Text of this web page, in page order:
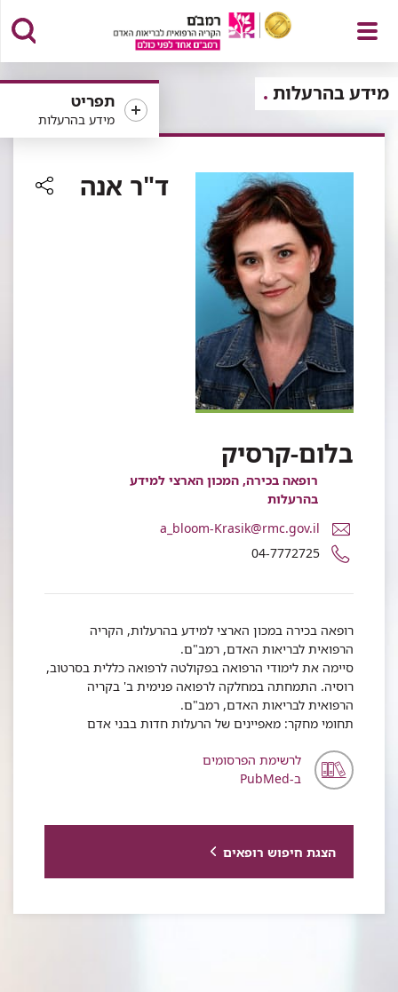
פתח
תפריט
תפריט
מידע בהרעלות
מידע בהרעלות
ד"ר אנה
בלום-קרסיק
רופאה בכירה, המכון הארצי למידע
בהרעלות
דואר
אלקטרוני
ד"ר
בלום-קרסיק
a_bloom-Krasik@rmc.gov.il
מספר
טלפון
אנה
בלום-קרסיק
04-7772725
רופאה בכירה במכון הארצי למידע בהרעלות, הקריה
הרפואית לבריאות האדם, רמב"ם.
סיימה את לימודי הרפואה בפקולטה לרפואה כללית בסרטוב,
רוסיה. התמחתה במחלקה לרפואה פנימית ב' בקריה
הרפואית לבריאות האדם, רמב"ם.
תחומי מחקר: מאפיינים של הרעלות חדות בבני אדם
לרשימת הפרסומים
ב-PubMed
הצגת חיפוש רופאים